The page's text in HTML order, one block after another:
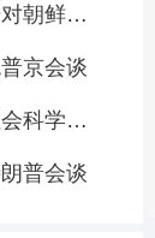
【高层动态】习近平抵达平壤开始对朝鲜进行国事访问
京会谈
【高层动态】习近平就推动哲学社会科学高质量发展作出重要指示
普会谈